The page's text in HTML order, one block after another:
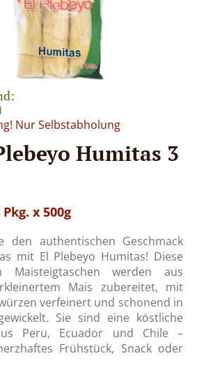
Nur Selbstabholung
Humitas 3
x 500g
den authentischen Geschmack
mit El Plebeyo Humitas! Diese
Maisteigtaschen werden aus
Mais zubereitet, mit
verfeinert und schonend in
Sie sind eine köstliche
Peru, Ecuador und Chile –
Frühstück, Snack oder